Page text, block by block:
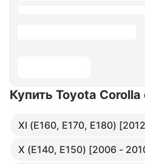
Купить Toyota Corolla
XI (E160, E170, E180)
X (E140, E150) [2006 -